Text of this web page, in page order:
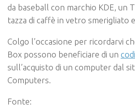
da baseball con marchio KDE, un
tazza di caffè in vetro smerigliato
Colgo l’occasione per ricordarvi
Box possono beneficiare di un
sull’acquisto di un computer dal
Computers.
Fonte: